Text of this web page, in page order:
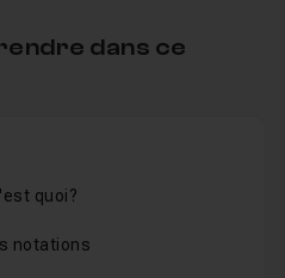
tuto à comprendre ce
ou encore Google
passe réellement quand
leur petit bout de code
dans ce
quoi?
notations